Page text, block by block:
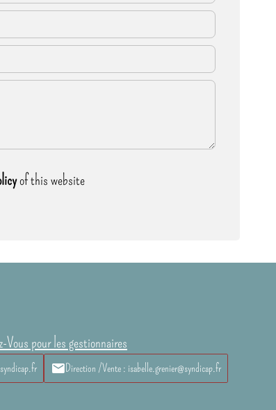
of this website
Vous pour les gestionnaires
Direction /Vente : isabelle.grenier@syndicap.fr